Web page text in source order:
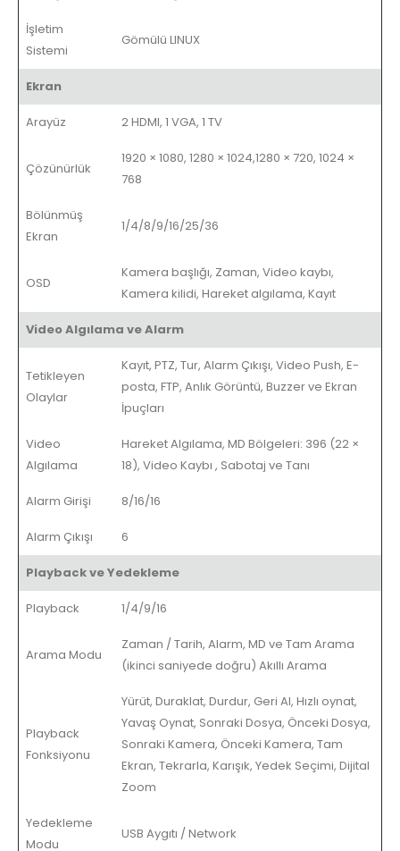
İşletim
Sistemi
Gömülü LINUX
Ekran
Arayüz 2 HDMI, 1 VGA, 1 TV
Çözünürlük
1920 × 1080, 1280 × 1024,1280 × 720, 1024 ×
768
Bölünmüş
Ekran
1/4/8/9/16/25/36
OSD
Kamera başlığı, Zaman, Video kaybı,
Kamera kilidi, Hareket algılama, Kayıt
Video Algılama ve Alarm
Tetikleyen
Olaylar
Kayıt, PTZ, Tur, Alarm Çıkışı, Video Push, E-
posta, FTP, Anlık Görüntü, Buzzer ve Ekran
İpuçları
Video
Algılama
Hareket Algılama, MD Bölgeleri: 396 (22 ×
18), Video Kaybı , Sabotaj ve Tanı
Alarm Girişi 8/16/16
Alarm Çıkışı 6
Playback ve Yedekleme
Playback 1/4/9/16
Arama Modu
Zaman / Tarih, Alarm, MD ve Tam Arama
(ikinci saniyede doğru) Akıllı Arama
Playback
Fonksiyonu
Yürüt, Duraklat, Durdur, Geri Al, Hızlı oynat,
Yavaş Oynat, Sonraki Dosya, Önceki Dosya,
Sonraki Kamera, Önceki Kamera, Tam
Ekran, Tekrarla, Karışık, Yedek Seçimi, Dijital
Zoom
Yedekleme
Modu
USB Aygıtı / Network